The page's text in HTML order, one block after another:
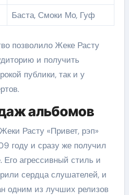
Баста, Смоки Мо, Гуф
позволило Жеке Расту
и получить
публики, так и у
альбомов
Расту «Привет, рэп»
году и сразу же получил
Его агрессивный стиль и
сердца слушателей, и
одним из лучших релизов